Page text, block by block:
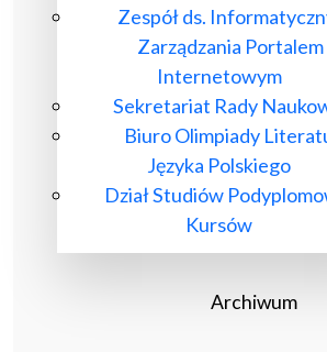
Zespół ds.
Zarządzania Portalem
Internetowym
Sekretariat Rady
Biuro Olimpiady
Języka Polskiego
Dział Studiów
Kursów
Archiwum